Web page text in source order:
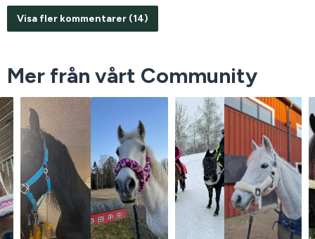
Visa fler kommentarer (14)
Mer från vårt Community